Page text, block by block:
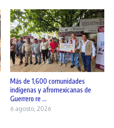
Más de 1,600 comunidades
indígenas y afromexicanas de
Guerrero re ...
6 agosto, 2026